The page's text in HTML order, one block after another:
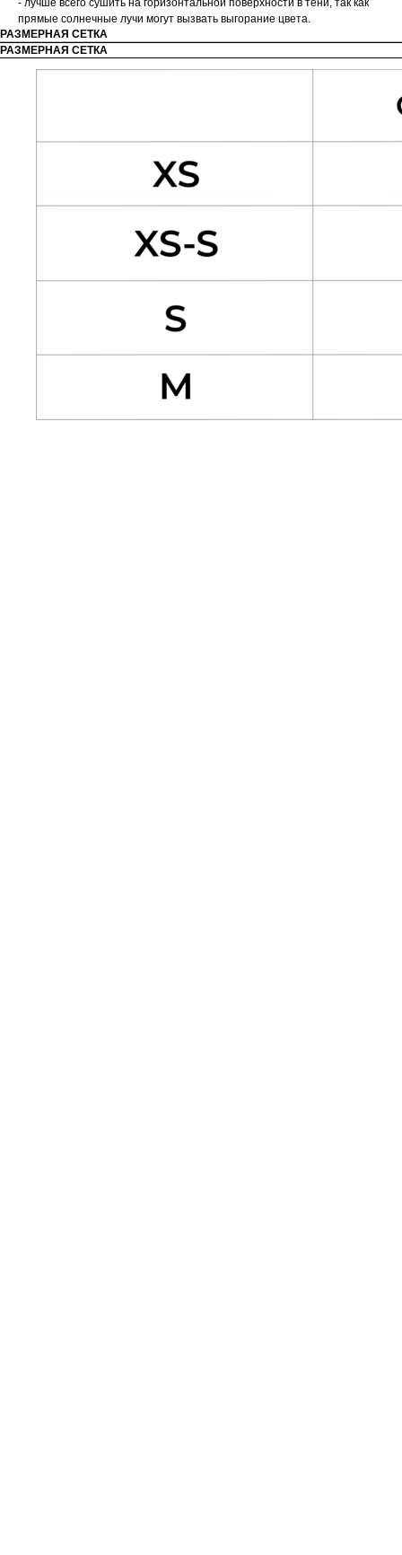
- лучше всего сушить на горизонтальной поверхности в тени, так как
прямые солнечные лучи могут вызвать выгорание цвета.
РАЗМЕРНАЯ СЕТКА
РАЗМЕРНАЯ СЕТКА